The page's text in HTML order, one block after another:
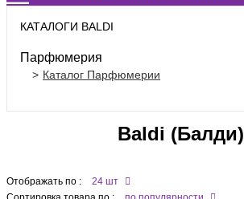
КАТАЛОГИ BALDI
Парфюмерия
Каталог Парфюмерии
Baldi (Балди)
Отображать по :
24 шт